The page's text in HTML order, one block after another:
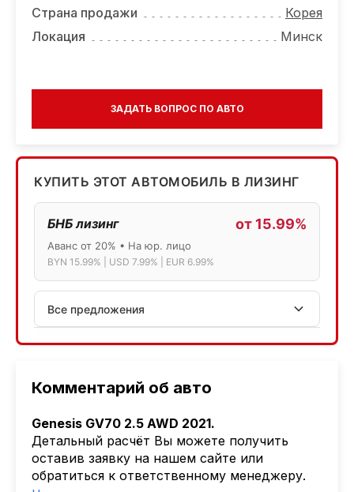
Комментарий об авто
Genesis GV70 2.5 AWD 2021.
Детальный расчёт Вы можете получить
оставив заявку на нашем сайте или
обратиться к ответственному менеджеру.
Страна продажи
Корея
Локация
Минск
ЗАДАТЬ ВОПРОС ПО АВТО
КУПИТЬ ЭТОТ АВТОМОБИЛЬ В ЛИЗИНГ
БНБ лизинг от 15.99%
Аванс от 20% • На юр. лицо
BYN 15.99% | USD 7.99% | EUR 6.99%
Все предложения
АСБ лизинг
Лизинг: BYN 17% | USD 7.99% | EUR 6.99%
Также доступен кредит "Проще простого" 18.9%
Активлизиг